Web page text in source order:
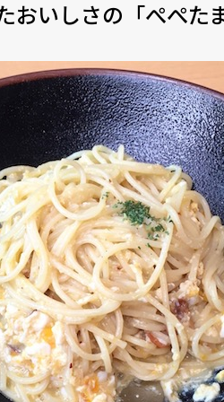
おいしさの「ぺぺた